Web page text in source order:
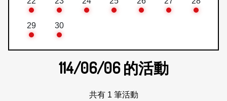
29 30
114/06/06的活動
共有 1 筆活動